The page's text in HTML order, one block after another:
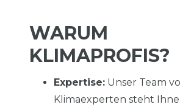
WARUM
KLIMAPROFIS?
Expertise: Unser Team
Klimaexperten steht